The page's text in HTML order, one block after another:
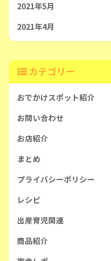
2021年5月
2021年4月
カテゴリー
おでかけスポット紹介
お問い合わせ
お店紹介
まとめ
プライバシーポリシー
レシピ
出産育児関連
商品紹介